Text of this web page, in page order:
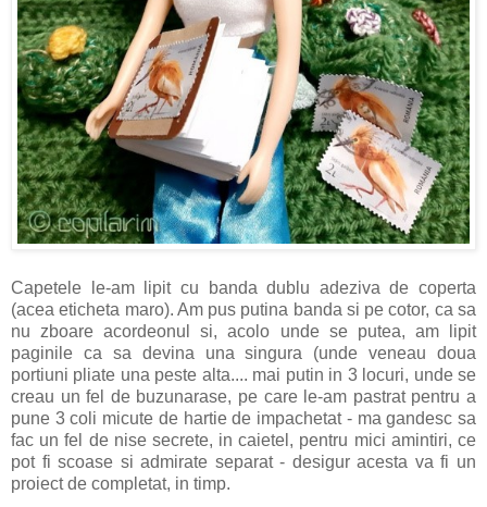
Capetele le-am lipit cu banda dublu adeziva de coperta
(acea eticheta maro). Am pus putina banda si pe cotor, ca sa
nu zboare acordeonul si, acolo unde se putea, am lipit
paginile ca sa devina una singura (unde veneau doua
portiuni pliate una peste alta.... mai putin in 3 locuri, unde se
creau un fel de buzunarase, pe care le-am pastrat pentru a
pune 3 coli micute de hartie de impachetat - ma gandesc sa
fac un fel de nise secrete, in caietel, pentru mici amintiri, ce
pot fi scoase si admirate separat - desigur acesta va fi un
proiect de completat, in timp.